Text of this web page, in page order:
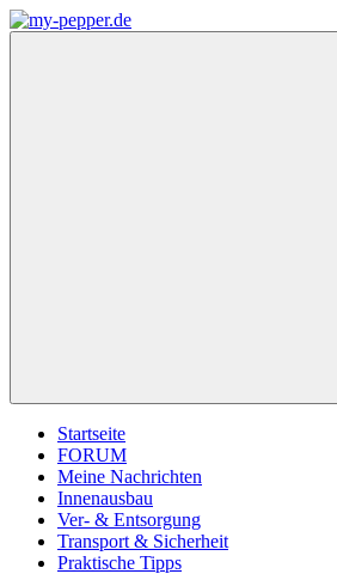
Zum
Inhalt
Startseite
FORUM
Meine Nachrichten
Innenausbau
Ver- & Entsorgung
Transport & Sicherheit
Praktische Tipps